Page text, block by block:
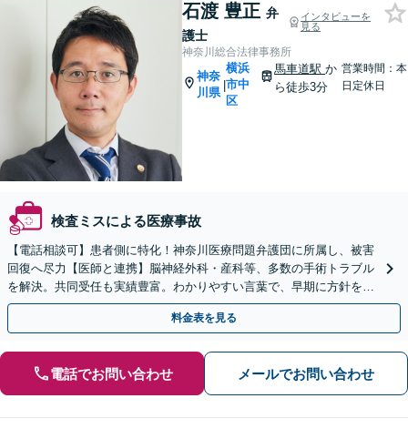
石渡 豊正 弁
護士
インタビューを
見る
神奈川総合法律事務所
神奈
川県
|
横浜
市中
区
馬車道駅か
ら徒歩3分
営業時間：本
日定休日
検査ミスによる医療事故
【電話相談可】患者側に特化！神奈川医療問題弁護団に所属し、被害
回復へ尽力【医師と連携】脳神経外科・産科等、多数の手術トラブル
を解決。共同受任も実績豊富。わかりやすい言葉で、早期に方針をお
伝えします【馬車道駅2分】【完全個室】
料金表を見る
電話でお問い合わせ メールでお問い合わせ